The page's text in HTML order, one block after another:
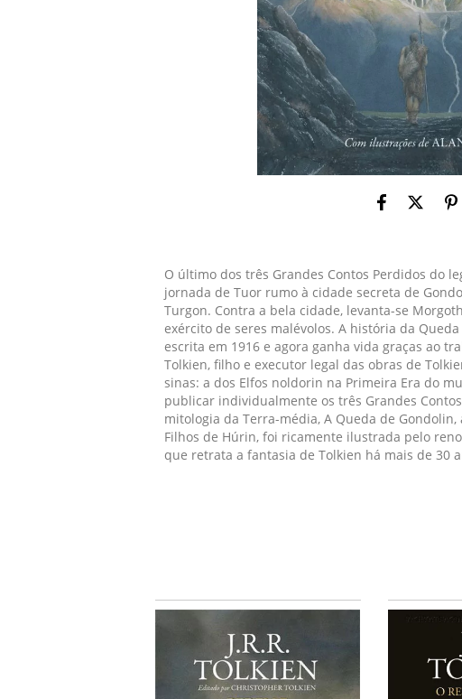
O último dos três Grandes Contos Perdidos do
jornada de Tuor rumo à cidade secreta de
Turgon. Contra a bela cidade, levanta-se
exército de seres malévolos. A história da
escrita em 1916 e agora ganha vida graças ao
Tolkien, filho e executor legal das obras de
sinas: a dos Elfos noldorin na Primeira Era do
publicar individualmente os três Grandes
mitologia da Terra-média, A Queda de
Filhos de Húrin, foi ricamente ilustrada pelo
que retrata a fantasia de Tolkien há mais de 30